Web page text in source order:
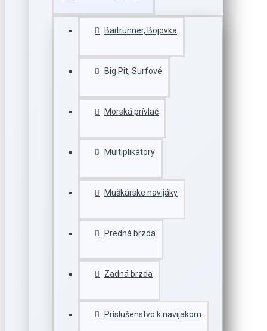
Baitrunner, Bojovka
Big Pit, Surfové
Morská prívlač
Multiplikátory
Muškárske navijáky
Predná brzda
Zadná brzda
Príslušenstvo k navijakom